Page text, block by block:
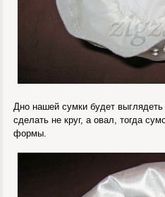
Дно нашей сумки будет
сделать не круг, а овал, тогда
формы.